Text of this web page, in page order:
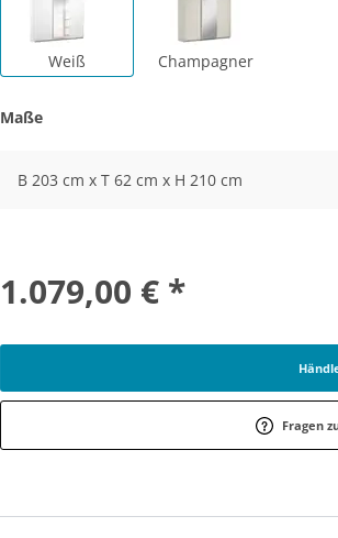
Weiß Champagner
Maße
B 203 cm x T 62 cm x H 210 cm
1.079,00 € *
Fragen